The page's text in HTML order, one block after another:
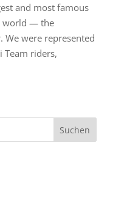
and most famous
world — the
We were represented
Team riders,
Suchen